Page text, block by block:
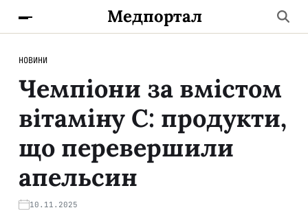
Медпортал
НОВИНИ
Чемпіони за вмістом
вітаміну С: продукти,
що перевершили
апельсин
10.11.2025